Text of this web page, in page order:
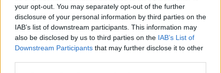
your opt-out. You may separately opt-out of the further
disclosure of your personal information by third parties on the
IAB’s list of downstream participants. This information may
also be disclosed by us to third parties on the IAB’s List of
Downstream Participants that may further disclose it to other
Publicidad